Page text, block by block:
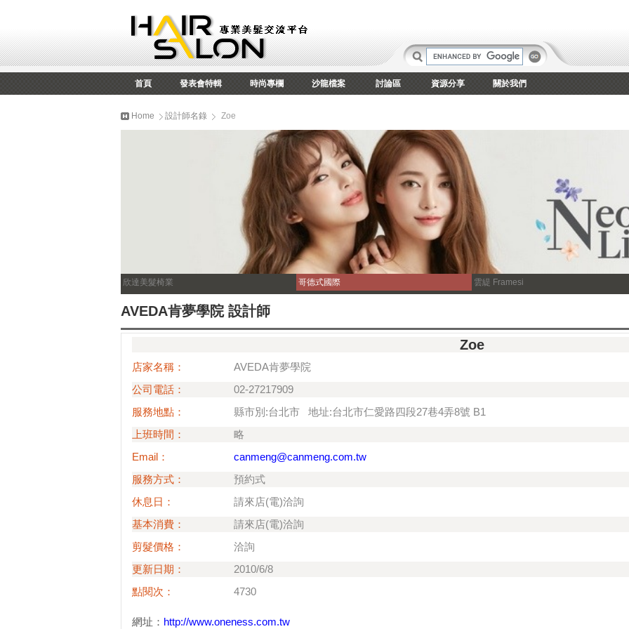
首頁 發表會特輯 時尚專欄 沙龍檔案 討論區 資源分享 關於我們
Home 設計師名錄 Zoe
欣達美髮椅業 哥德式國際 雲緹 Framesi
AVEDA肯夢學院 設計師
Zoe
店家名稱：
AVEDA肯夢學院
公司電話：
02-27217909
服務地點：
縣市別:台北市 地址:台北市仁愛路四段27巷4弄8號 B1
上班時間：
略
Email：
canmeng@canmeng.com.tw
服務方式：
預約式
休息日：
請來店(電)洽詢
基本消費：
請來店(電)洽詢
剪髮價格：
洽詢
更新日期：
2010/6/8
點閱次：
4730
網址： http://www.oneness.com.tw